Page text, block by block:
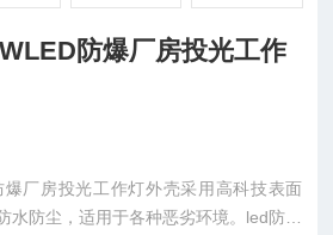
防爆厂房投光工作
爆厂房投光工作灯外壳采用高科技表面
水防尘，适用于各种恶劣环境。led防爆